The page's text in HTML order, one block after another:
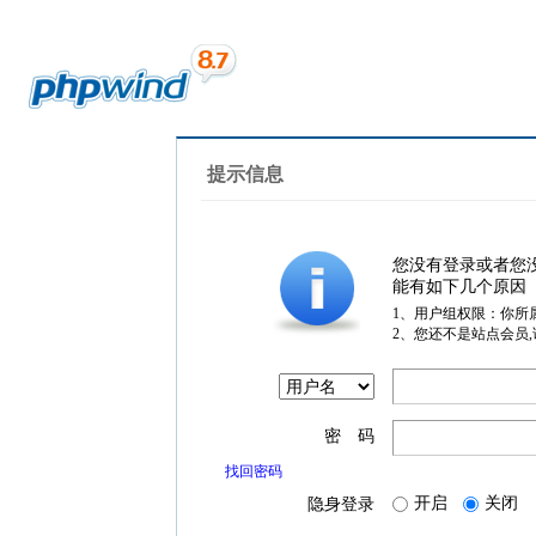
提示信息
您没有登录或者您
能有如下几个原因
1、用户组权限：你所
2、您还不是站点会员
密 码
找回密码
隐身登录 开启 关闭